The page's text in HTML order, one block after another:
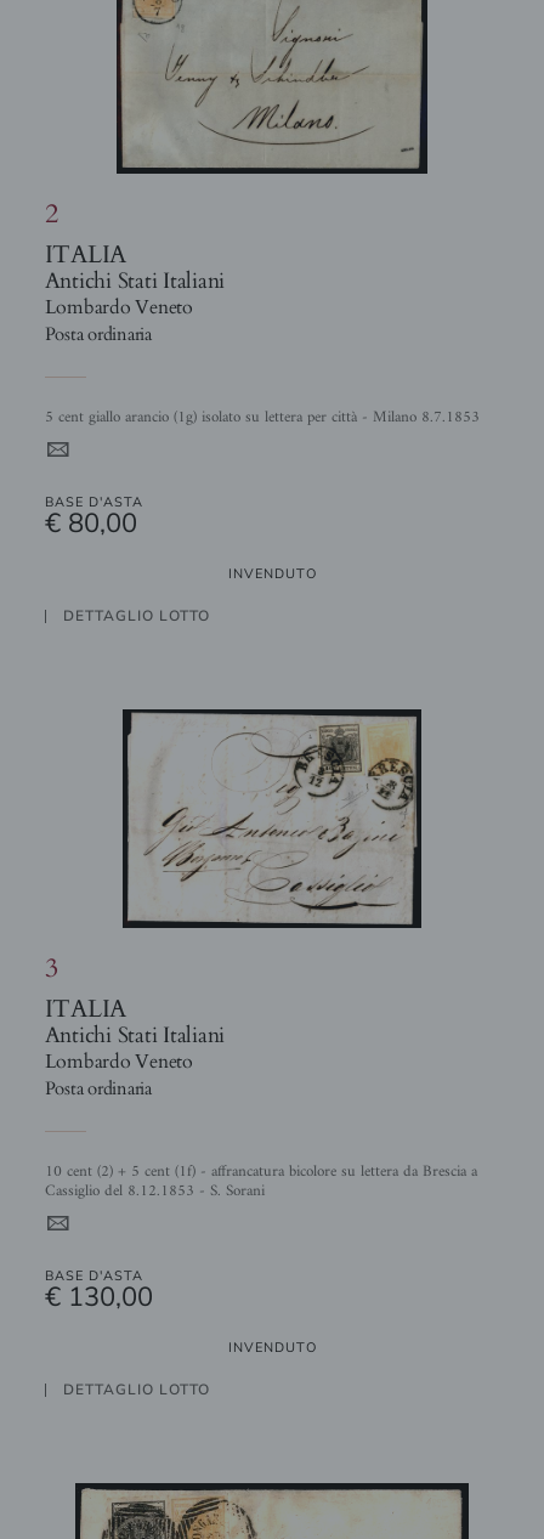
2
ITALIA
Antichi Stati Italiani
Lombardo Veneto
Posta ordinaria
5 cent giallo arancio (1g) isolato su lettera per città - Milano 8.7.1853
4
BASE D'ASTA
€ 80,00
INVENDUTO
DETTAGLIO LOTTO
3
ITALIA
Antichi Stati Italiani
Lombardo Veneto
Posta ordinaria
10 cent (2) + 5 cent (1f) - affrancatura bicolore su lettera da Brescia a
Cassiglio del 8.12.1853 - S. Sorani
4
BASE D'ASTA
€ 130,00
INVENDUTO
DETTAGLIO LOTTO